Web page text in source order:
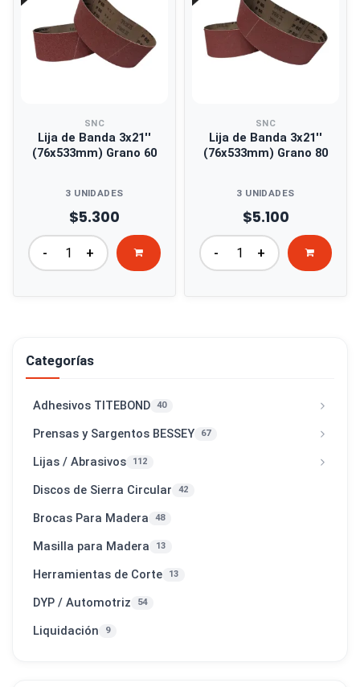
SNC
Lija de Banda 3x21''
(76x533mm) Grano 60
3 UNIDADES
$5.300
- +
SNC
Lija de Banda 3x21''
(76x533mm) Grano 80
3 UNIDADES
$5.100
- +
Categorías
Adhesivos TITEBOND 40
Prensas y Sargentos BESSEY 67
Lijas / Abrasivos 112
Discos de Sierra Circular 42
Brocas Para Madera 48
Masilla para Madera 13
Herramientas de Corte 13
DYP / Automotriz 54
Liquidación 9